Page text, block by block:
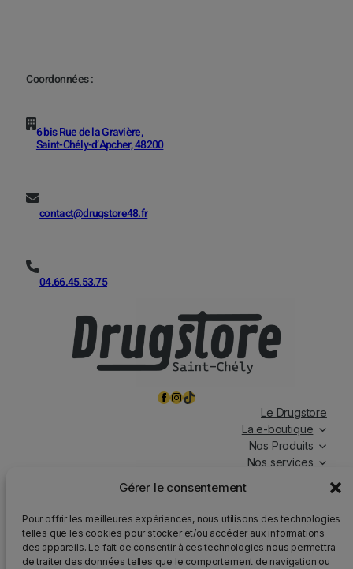
Gérer le consentement
Pour offrir les meilleures expériences, nous utilisons des technologies
telles que les cookies pour stocker et/ou accéder aux informations
des appareils. Le fait de consentir à ces technologies nous permettra
de traiter des données telles que le comportement de navigation ou
Coordonnées :
6 bis Rue de la Gravière,
Saint-Chély-d’Apcher, 48200
contact@drugstore48.fr
04.66.45.53.75
FacebookInstagramTikTok
Le Drugstore
La e-boutique
Nos Produits
Nos services
les jours fériés.
Attention: Nous rappelons que la vente d’alcool est